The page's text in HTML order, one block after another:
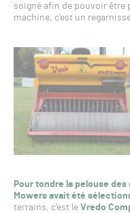
soigné afin de pouvoir être
machine, c’est un
Pour tondre la pelouse
Mowers avait été
terrains, c’est le Vredo